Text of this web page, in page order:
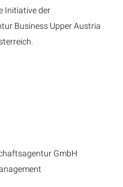
Initiative der
Business Upper Austria
GmbH